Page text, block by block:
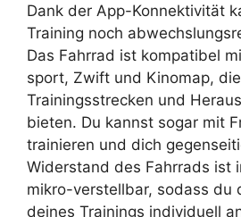
Dank der App-Konnektivität
Training noch
Das Fahrrad ist kompatibel
sport, Zwift und Kinomap,
Trainingsstrecken und
bieten. Du kannst sogar mit
trainieren und dich
Widerstand des Fahrrads ist
mikro-verstellbar, sodass du
deines Trainings individuell